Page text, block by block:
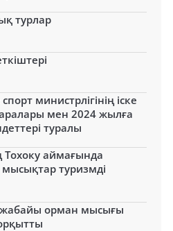
турлар
министрлігінің іске
мен 2024 жылға
туралы
аймағында
туризмді
орман мысығы